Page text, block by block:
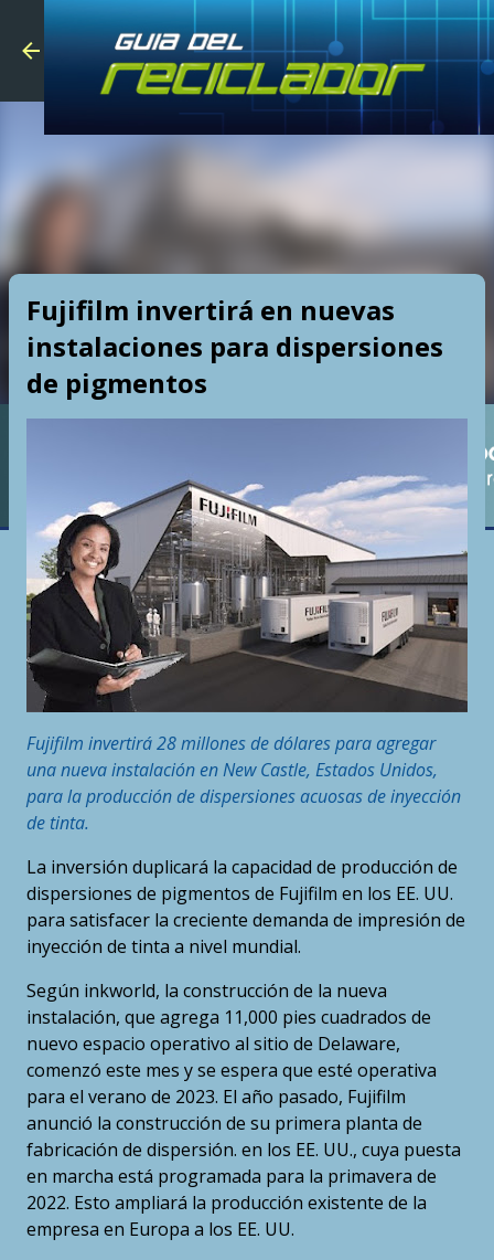
Skip to
Fujifilm invertirá en nuevas
instalaciones para dispersiones
de pigmentos
Fujifilm invertirá 28 millones de dólares para agregar
una nueva instalación en New Castle, Estados Unidos,
para la producción de dispersiones acuosas de inyección
de tinta.
La inversión duplicará la capacidad de producción de
dispersiones de pigmentos de Fujifilm en los EE. UU.
para satisfacer la creciente demanda de impresión de
inyección de tinta a nivel mundial.
Según inkworld, la construcción de la nueva
instalación, que agrega 11,000 pies cuadrados de
nuevo espacio operativo al sitio de Delaware,
comenzó este mes y se espera que esté operativa
para el verano de 2023. El año pasado, Fujifilm
anunció la construcción de su primera planta de
fabricación de dispersión. en los EE. UU., cuya puesta
en marcha está programada para la primavera de
2022. Esto ampliará la producción existente de la
empresa en Europa a los EE. UU.